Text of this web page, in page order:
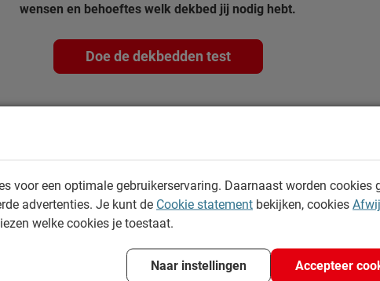
wensen en behoeftes welk dekbed jij nodig hebt.
Doe de dekbedden test
enkele aanbieding missen?
Altijd op de hoogte van alle slaaptrends
Ontvang unieke aanbiedingen speciaal voor jou!
Krijg advies op basis van jou aankopen
voor een optimale gebruikerservaring. Daarnaast worden cookies
advertenties. Je kunt de Cookie statement bekijken, cookies
welke cookies je toestaat.
Naar instellingen Accepteer